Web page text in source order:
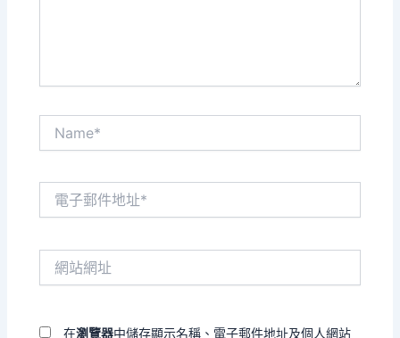
在瀏覽器中儲存顯示名稱、電子郵件地址及個人網站